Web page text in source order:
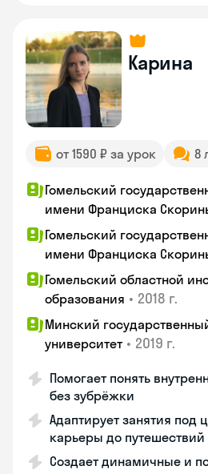
Карина
от 1590 ₽ за урок 8
Гомельский
имени Франциска
Гомельский
имени Франциска
Гомельский областной
образования • 2018 г.
Минский
университет • 2019 г.
Помогает понять
без зубрёжки
Адаптирует занятия под
карьеры до путешествий
Создает динамичные и